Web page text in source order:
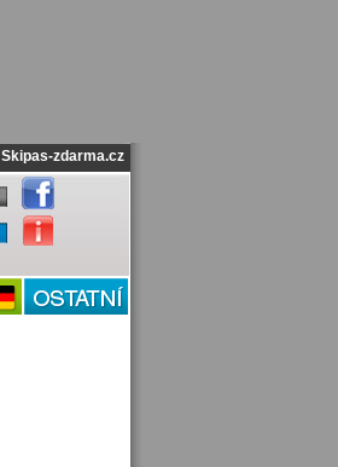
Skipas-zdarma.cz